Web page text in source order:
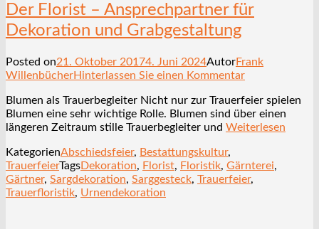
Der Florist – Ansprechpartner für
Dekoration und Grabgestaltung
Posted on21. Oktober 20174. Juni 2024AutorFrank
WillenbücherHinterlassen Sie einen Kommentar
Blumen als Trauerbegleiter Nicht nur zur Trauerfeier spielen
Blumen eine sehr wichtige Rolle. Blumen sind über einen
längeren Zeitraum stille Trauerbegleiter und Weiterlesen
KategorienAbschiedsfeier, Bestattungskultur,
TrauerfeierTagsDekoration, Florist, Floristik, Gärnterei,
Gärtner, Sargdekoration, Sarggesteck, Trauerfeier,
Trauerfloristik, Urnendekoration